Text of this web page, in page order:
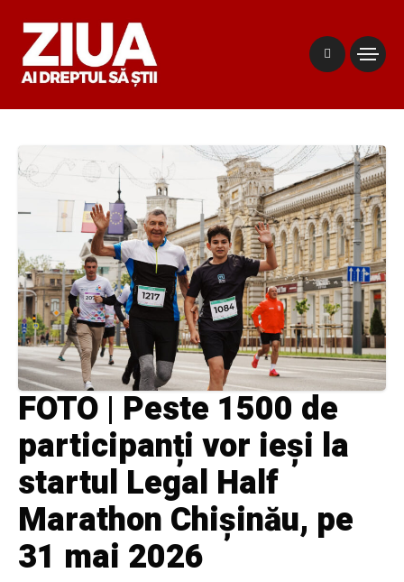
FOTO | Peste 1500 de
participanți vor ieși la
startul Legal Half
Marathon Chișinău, pe
31 mai 2026